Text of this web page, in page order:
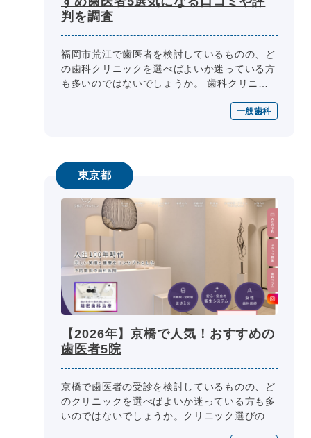
判を調査
福岡市荒江で歯医者を検討しているものの、ど
の歯科クリニックを選べばよいか迷っている方
も多いのではないでしょうか。 歯科クリニッ
一般歯科
東京都
【2026年】京橋で人気！おすすめの
歯医者5院
京橋で歯医者の受診を検討しているものの、ど
のクリニックを選べばよいか迷っている方も多
いのではないでしょうか。クリニック選びの際